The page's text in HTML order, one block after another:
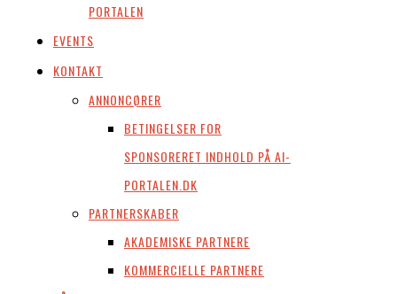
PORTALEN
EVENTS
KONTAKT
ANNONCØRER
BETINGELSER FOR
SPONSORERET INDHOLD PÅ AI-
PORTALEN.DK
PARTNERSKABER
AKADEMISKE PARTNERE
KOMMERCIELLE PARTNERE